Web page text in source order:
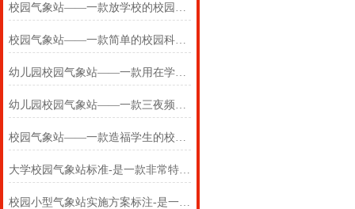
校园气象站——一款放学校的校园科普气象站2025(万象推送)
校园气象站——一款简单的校园科普气象站2025(万象推送)
幼儿园校园气象站——一款用在学校的校园气象站2025(万象推送)
幼儿园校园气象站——一款三夜频梦君的校园气象站2024万象环境
校园气象站——一款造福学生的校园气象站观测仪器2024万象环境
大学校园气象站标准-是一款非常特别的学校气象站#（2024+全国+包邮）
校园小型气象站实施方案标注-是一款外观美丽的学校气象站#（2024+）